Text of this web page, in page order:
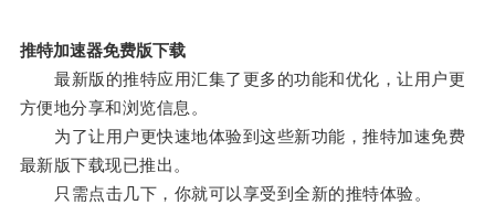
推特加速器免费版下载
最新版的推特应用汇集了更多的功能和优化，让用户更
方便地分享和浏览信息。
为了让用户更快速地体验到这些新功能，推特加速免费
最新版下载现已推出。
只需点击几下，你就可以享受到全新的推特体验。